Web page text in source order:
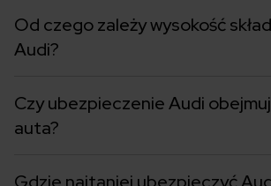
Od czego zależy wysokość
Audi?
Czy ubezpieczenie Audi
auta?